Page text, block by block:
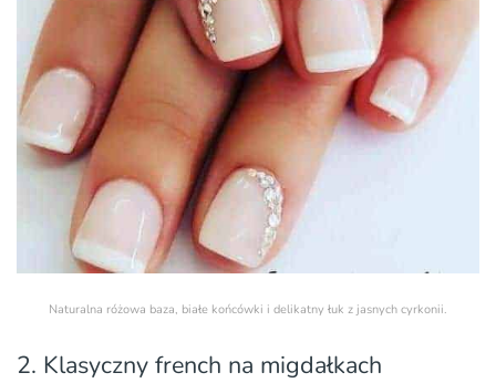
Naturalna różowa baza, białe końcówki i delikatny łuk z jasnych cyrkonii.
2. Klasyczny french na migdałkach